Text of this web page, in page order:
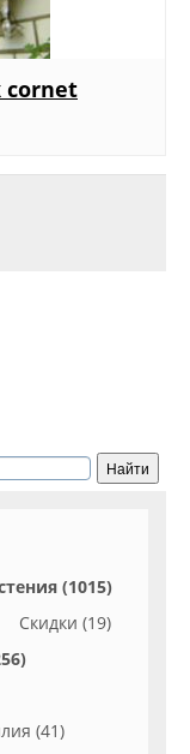
cornet
(1015)
Скидки (19)
(41)